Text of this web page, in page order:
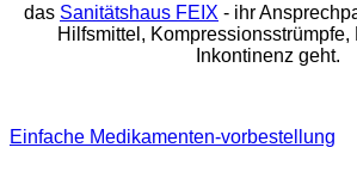
das Sanitätshaus FEIX - ihr
Hilfsmittel, Kompressionsstrümpfe,
Inkontinenz geht.
Einfache Medikamenten-vorbestellung